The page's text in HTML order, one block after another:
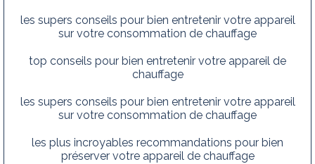
les supers conseils pour bien entretenir votre appareil
sur votre consommation de chauffage
top conseils pour bien entretenir votre appareil de
chauffage
les supers conseils pour bien entretenir votre appareil
sur votre consommation de chauffage
les plus incroyables recommandations pour bien
préserver votre appareil de chauffage